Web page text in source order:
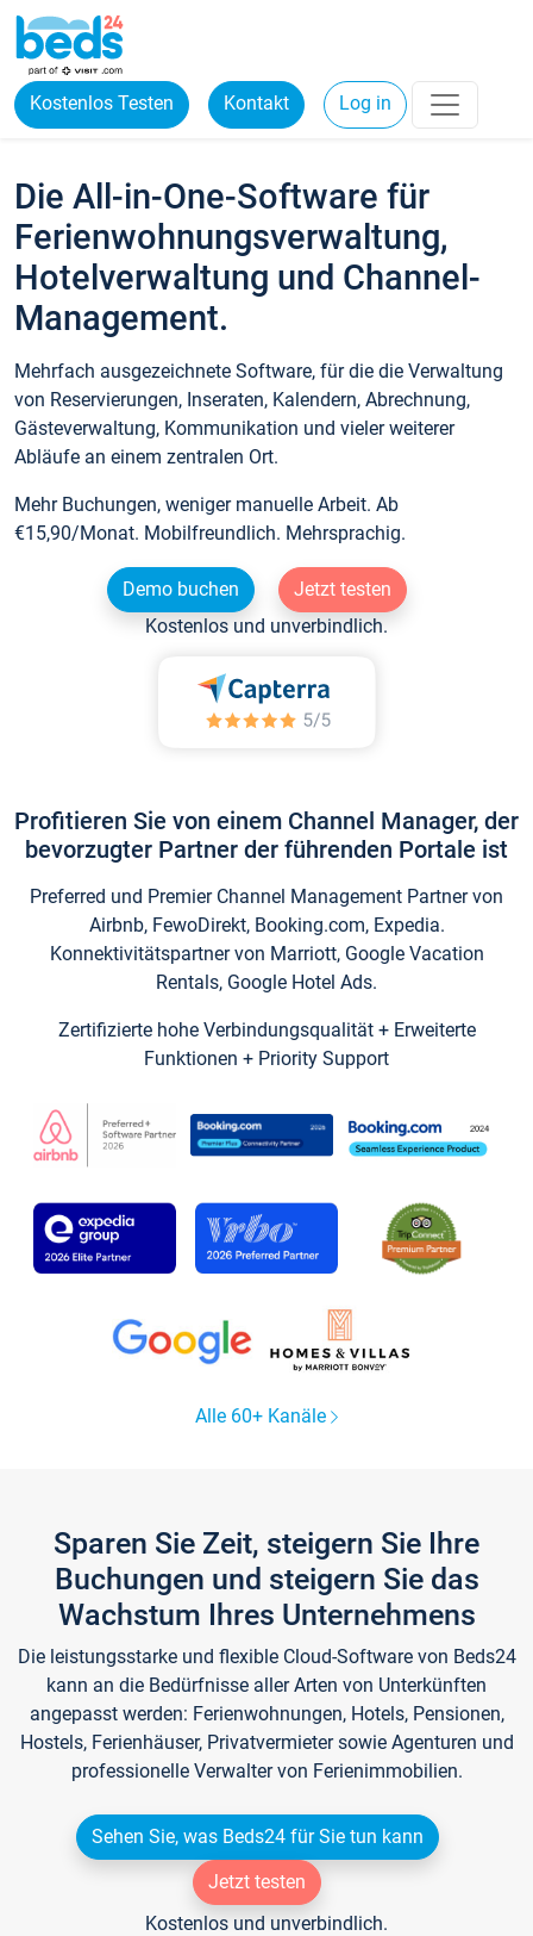
Kostenlos Testen Kontakt Log in
Die All-in-One-Software für
Ferienwohnungsverwaltung,
Hotelverwaltung und Channel-
Management.
Mehrfach ausgezeichnete Software, für die die Verwaltung
von Reservierungen, Inseraten, Kalendern, Abrechnung,
Gästeverwaltung, Kommunikation und vieler weiterer
Abläufe an einem zentralen Ort.
Mehr Buchungen, weniger manuelle Arbeit. Ab
€15,90/Monat. Mobilfreundlich. Mehrsprachig.
Demo buchen
Jetzt testen
Kostenlos und unverbindlich.
Profitieren Sie von einem Channel Manager, der
bevorzugter Partner der führenden Portale ist
Preferred und Premier Channel Management Partner von
Airbnb, FewoDirekt, Booking.com, Expedia.
Konnektivitätspartner von Marriott, Google Vacation
Rentals, Google Hotel Ads.
Zertifizierte hohe Verbindungsqualität + Erweiterte
Funktionen + Priority Support
Alle 60+ Kanäle
Sparen Sie Zeit, steigern Sie Ihre
Buchungen und steigern Sie das
Wachstum Ihres Unternehmens
Die leistungsstarke und flexible Cloud-Software von Beds24
kann an die Bedürfnisse aller Arten von Unterkünften
angepasst werden: Ferienwohnungen, Hotels, Pensionen,
Hostels, Ferienhäuser, Privatvermieter sowie Agenturen und
professionelle Verwalter von Ferienimmobilien.
Sehen Sie, was Beds24 für Sie tun kann
Jetzt testen
Kostenlos und unverbindlich.